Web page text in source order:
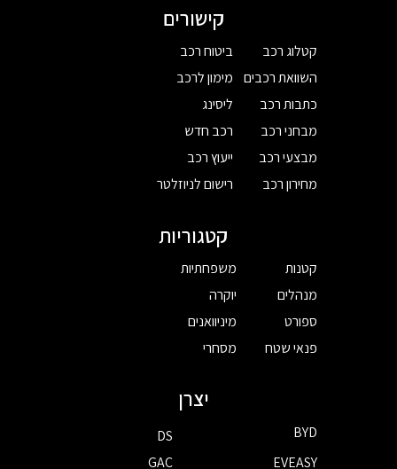
קישורים
קטלוג רכב
השוואת רכבים
כתבות רכב
מבחני רכב
מבצעי רכב
מחירון רכב
ביטוח רכב
מימון לרכב
ליסינג
רכב חדש
ייעוץ רכב
רישום לניוזלטר
קטגוריות
קטנות
מנהלים
ספורט
פנאי שטח
משפחתיות
יוקרה
מיניוואנים
מסחרי
יצרן
BYD
DS
EVEASY
GAC